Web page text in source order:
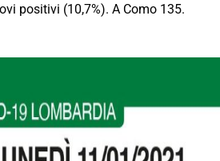
positivi (10,7%). A Como 135.